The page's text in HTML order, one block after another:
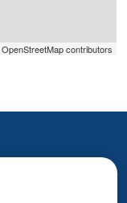
contributors
BEZIERS